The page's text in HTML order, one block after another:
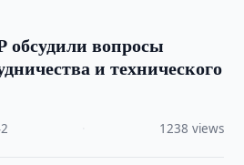
обсудили вопросы
и технического
1238 views